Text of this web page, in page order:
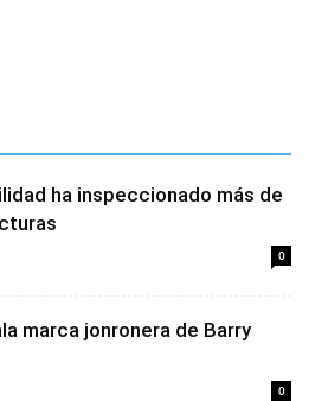
ha inspeccionado más de
0
marca jonronera de Barry
0